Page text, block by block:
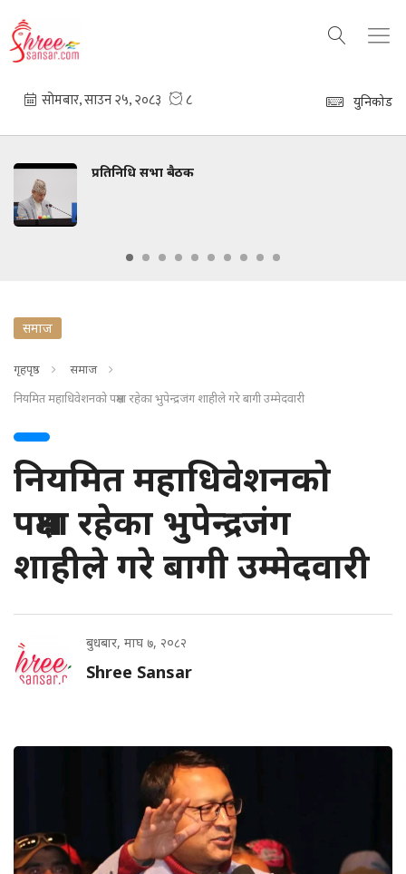
युनिकोड
सभा बैठक
समाज
गृहपृष्ठ
समाज
नियमित महाधिवेशनको पक्षमा रहेका भुपेन्द्रजंग शाहीले गरे बागी उम्मेदवारी
नियमित महाधिवेशनको
पक्षमा रहेका भुपेन्द्रजंग
शाहीले गरे बागी उम्मेदवारी
बुधबार, माघ ७, २०८२
Shree Sansar